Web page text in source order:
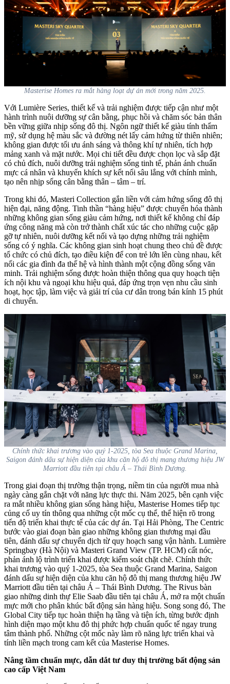
Masterise Homes ra mắt hàng loạt dự án mới trong năm 2025.
Với Lumière Series, thiết kế và trải nghiệm được tiếp cận như một
hành trình nuôi dưỡng sự cân bằng, phục hồi và chăm sóc bản thân
bền vững giữa nhịp sống đô thị. Ngôn ngữ thiết kế giàu tính thẩm
mỹ, sử dụng hệ màu sắc và đường nét lấy cảm hứng từ thiên nhiên;
không gian được tối ưu ánh sáng và thông khí tự nhiên, tích hợp
mảng xanh và mặt nước. Mọi chi tiết đều được chọn lọc và sắp đặt
có chủ đích, nuôi dưỡng trải nghiệm sống tinh tế, phản ánh chuẩn
mực cá nhân và khuyến khích sự kết nối sâu lắng với chính mình,
tạo nên nhịp sống cân bằng thân – tâm – trí.
Trong khi đó, Masteri Collection gắn liền với cảm hứng sống đô thị
hiện đại, năng động. Tinh thần “hàng hiệu” được chuyển hóa thành
những không gian sống giàu cảm hứng, nơi thiết kế không chỉ đáp
ứng công năng mà còn trở thành chất xúc tác cho những cuộc gặp
gỡ tự nhiên, nuôi dưỡng kết nối và tạo dựng những trải nghiệm
sống có ý nghĩa. Các không gian sinh hoạt chung theo chủ đề được
tổ chức có chủ đích, tạo điều kiện để con trẻ lớn lên cùng nhau, kết
nối các gia đình đa thế hệ và hình thành một cộng đồng sống văn
minh. Trải nghiệm sống được hoàn thiện thông qua quy hoạch tiện
ích nội khu và ngoại khu hiệu quả, đáp ứng trọn vẹn nhu cầu sinh
hoạt, học tập, làm việc và giải trí của cư dân trong bán kính 15 phút
di chuyển.
Chính thức khai trương vào quý 1-2025, tòa Sea thuộc Grand Marina,
Saigon đánh dấu sự hiện diện của khu căn hộ đô thị mang thương hiệu JW
Marriott đầu tiên tại châu Á – Thái Bình Dương.
Trong giai đoạn thị trường thận trọng, niềm tin của người mua nhà
ngày càng gắn chặt với năng lực thực thi. Năm 2025, bên cạnh việc
ra mắt nhiều không gian sống hàng hiệu, Masterise Homes tiếp tục
củng cố uy tín thông qua những cột mốc cụ thể, thể hiện rõ trong
tiến độ triển khai thực tế của các dự án. Tại Hải Phòng, The Centric
bước vào giai đoạn bàn giao những không gian thương mại đầu
tiên, đánh dấu sự chuyển dịch từ quy hoạch sang vận hành. Lumière
Springbay (Hà Nội) và Masteri Grand View (TP. HCM) cất nóc,
phản ánh lộ trình triển khai được kiểm soát chặt chẽ. Chính thức
khai trương vào quý 1-2025, tòa Sea thuộc Grand Marina, Saigon
đánh dấu sự hiện diện của khu căn hộ đô thị mang thương hiệu JW
Marriott đầu tiên tại châu Á – Thái Bình Dương. The Rivus bàn
giao những dinh thự Elie Saab đầu tiên tại châu Á, mở ra một chuẩn
mực mới cho phân khúc bất động sản hàng hiệu. Song song đó, The
Global City tiếp tục hoàn thiện hạ tầng và tiện ích, từng bước định
hình diện mạo một khu đô thị phức hợp chuẩn quốc tế ngay trung
tâm thành phố. Những cột mốc này làm rõ năng lực triển khai và
tính liền mạch trong cam kết của Masterise Homes.
Nâng tầm chuẩn mực, dẫn dắt tư duy thị trường bất động sản
cao cấp Việt Nam